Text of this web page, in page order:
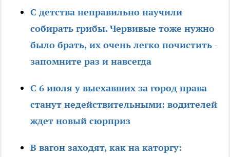
С детства неправильно научили
собирать грибы. Червивые тоже нужно
было брать, их очень легко почистить -
запомните раз и навсегда
С 6 июля у выехавших за город права
станут недействительными: водителей
ждет новый сюрприз
В вагон заходят, как на каторгу: